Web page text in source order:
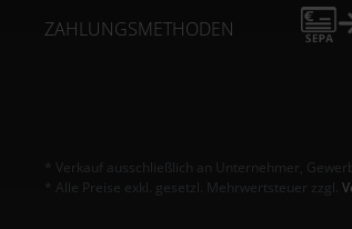
ZAHLUNGSMETHODEN
* Verkauf ausschließlich an Unternehmer,
* Alle Preise exkl. gesetzl. Mehrwertsteuer zzgl.